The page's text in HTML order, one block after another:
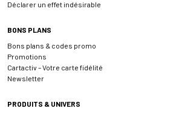
Déclarer un effet indésirable
BONS PLANS
Bons plans & codes promo
Promotions
Cartactiv – Votre carte fidélité
Newsletter
PRODUITS & UNIVERS